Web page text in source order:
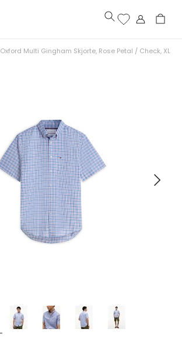
Oxford Multi Gingham Skjorte, Rose Petal / Check, XL